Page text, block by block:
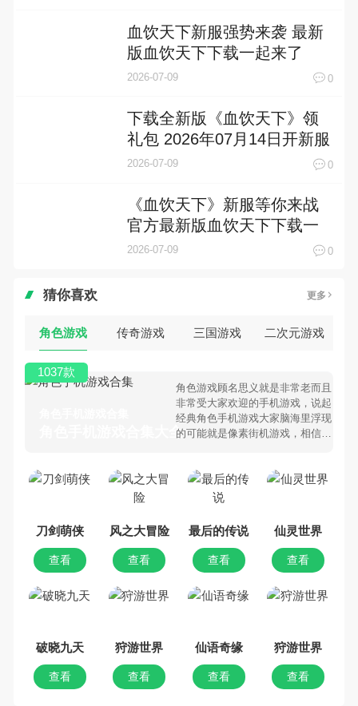
血饮天下新服强势来袭 最新
版血饮天下下载一起来了
2026-07-09 0
下载全新版《血饮天下》领
礼包 2026年07月14日开新服
登录享福利
2026-07-09 0
《血饮天下》新服等你来战
官方最新版血饮天下下载一
并送上
2026-07-09 0
猜你喜欢 更多
角色游戏 传奇游戏 三国游戏 二次元游戏
角色手机游戏合集大全 >
角色游戏顾名思义就是非常老而且
非常受大家欢迎的手机游戏，说起
经典角色手机游戏大家脑海里浮现
的可能就是像素街机游戏，相信很
色手机游戏有哪些呢？游戏今天，
乐途下载站小编芒果味的怪咖给大
集，欢迎大家前来选择下载体验
1037款
刀剑萌侠
查看
风之大冒险
查看
最后的传说
查看
仙灵世界
查看
破晓九天
查看
狩游世界
查看
仙语奇缘
查看
狩游世界
查看